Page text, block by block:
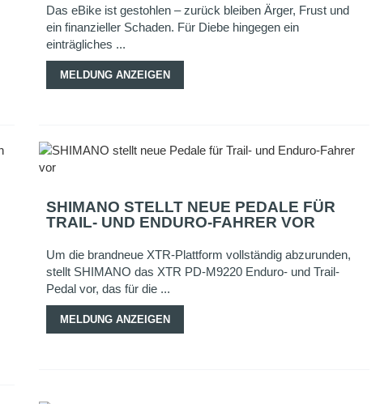
Das eBike ist gestohlen – zurück bleiben Ärger, Frust und
ein finanzieller Schaden. Für Diebe hingegen ein
einträgliches ...
MELDUNG ANZEIGEN
SHIMANO STELLT NEUE PEDALE FÜR
TRAIL- UND ENDURO-FAHRER VOR
Um die brandneue XTR-Plattform vollständig abzurunden,
stellt SHIMANO das XTR PD-M9220 Enduro- und Trail-
Pedal vor, das für die ...
MELDUNG ANZEIGEN